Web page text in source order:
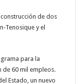
de dos
Tenosique y el
para la
de 60 mil empleos.
Estado, un nuevo